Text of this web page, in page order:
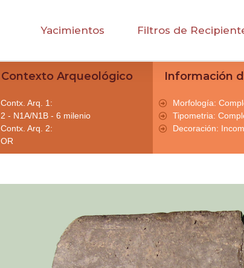
Yacimientos Filtros de
Contexto Arqueológico
Contx. Arq. 1:
2 - N1A/N1B - 6 milenio
Contx. Arq. 2:
OR
Información
Morfología:
Tipometria:
Decoración: